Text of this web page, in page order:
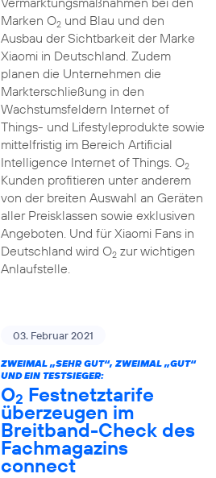
Marken O2und Blau und den
Ausbau der Sichtbarkeit der Marke
Xiaomi in Deutschland. Zudem
planen die Unternehmen die
Markterschließung in den
Wachstumsfeldern Internet of
Things- und Lifestyleprodukte sowie
mittelfristig im Bereich Artificial
Intelligence Internet of Things. O2
Kunden profitieren unter anderem
von der breiten Auswahl an Geräten
aller Preisklassen sowie exklusiven
Angeboten. Und für Xiaomi Fans in
Deutschland wird O2zur wichtigen
Anlaufstelle.
03. Februar 2021
ZWEIMAL „SEHR GUT“, ZWEIMAL „GUT“
UND EIN TESTSIEGER:
O2 Festnetztarife
überzeugen im
Breitband-Check des
Fachmagazins
connect